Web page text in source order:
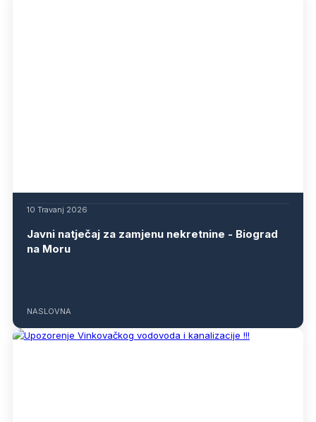
10 Travanj 2026
Javni natječaj za zamjenu nekretnine - Biograd
na Moru
NASLOVNA